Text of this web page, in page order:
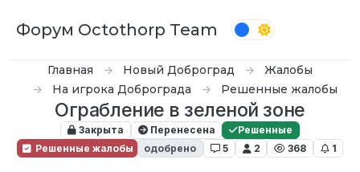
Форум Octothorp Team
Главная Новый Доброград
Жалобы
На игрока Доброграда
Решенные жалобы
Ограбление в зеленой зоне
Закрыта Перенесена
Решенные
Решенные жалобы
одобрено 5 2 368 1